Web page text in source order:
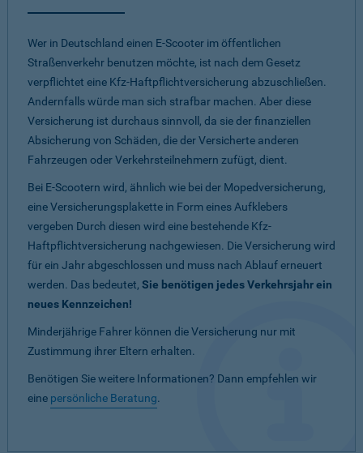
Wer in Deutschland einen E-Scooter im öffentlichen
Straßenverkehr benutzen möchte, ist nach dem Gesetz
verpflichtet eine Kfz-Haftpflichtversicherung abzuschließen.
Andernfalls würde man sich strafbar machen. Aber diese
Versicherung ist durchaus sinnvoll, da sie der finanziellen
Absicherung von Schäden, die der Versicherte anderen
Fahrzeugen oder Verkehrsteilnehmern zufügt, dient.
Bei E-Scootern wird, ähnlich wie bei der Mopedversicherung,
eine Versicherungsplakette in Form eines Aufklebers
vergeben Durch diesen wird eine bestehende Kfz-
Haftpflichtversicherung nachgewiesen. Die Versicherung wird
für ein Jahr abgeschlossen und muss nach Ablauf erneuert
werden. Das bedeutet, Sie benötigen jedes Verkehrsjahr ein
neues Kennzeichen!
Minderjährige Fahrer können die Versicherung nur mit
Zustimmung ihrer Eltern erhalten.
Benötigen Sie weitere Informationen? Dann empfehlen wir
eine persönliche Beratung.